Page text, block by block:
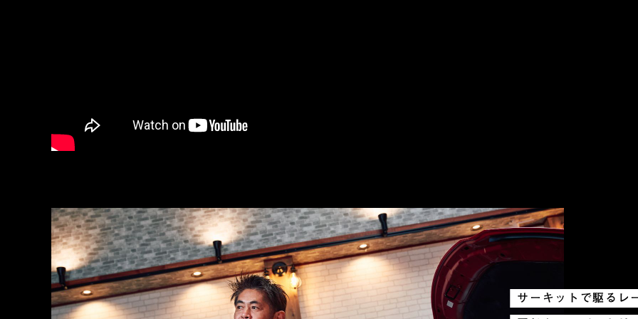
サーキットで駆るレ